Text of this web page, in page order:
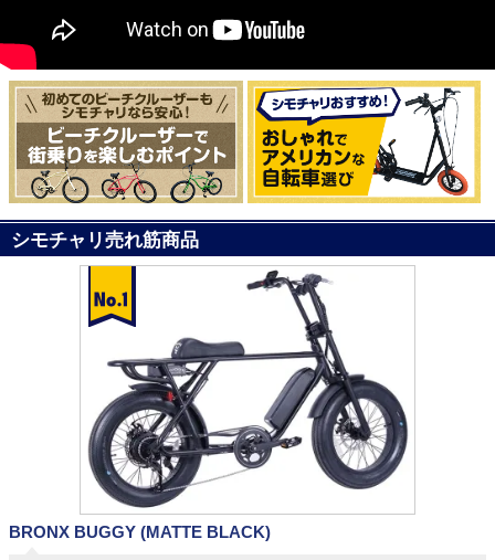
シモチャリ売れ筋商品
BRONX BUGGY (MATTE BLACK)